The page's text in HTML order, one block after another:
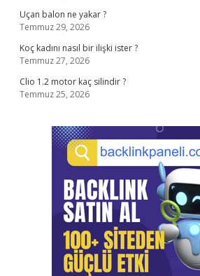
Uçan balon ne yakar ?
Temmuz 29, 2026
Koç kadını nasıl bir ilişki ister ?
Temmuz 27, 2026
Clio 1.2 motor kaç silindir ?
Temmuz 25, 2026